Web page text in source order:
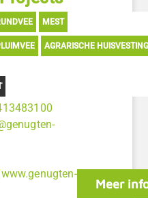
MEST
AGRARISCHE
Meer